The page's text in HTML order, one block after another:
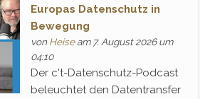
Europas Datenschutz in
Bewegung
von Heiseam 7. August 2026 um
04:10
Der c't-Datenschutz-Podcast
beleuchtet den Datentransfer